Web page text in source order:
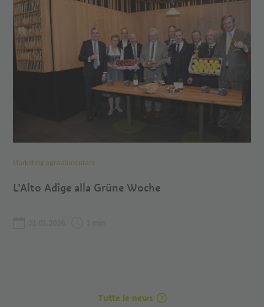
Marketing agroalimentare
L’Alto Adige alla Grüne Woche
Tutte le news